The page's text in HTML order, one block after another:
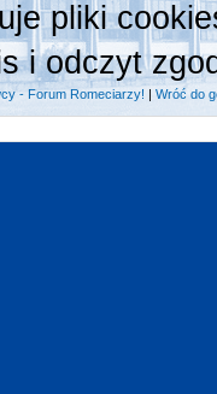
pliki
i odczyt
- Forum Romeciarzy! |Wróć do